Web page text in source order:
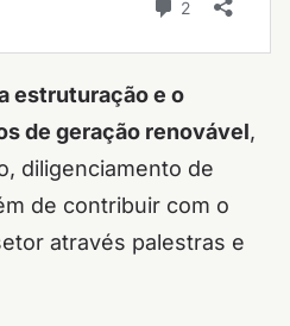
estruturação e o
de geração renovável,
diligenciamento de
de contribuir com o
através palestras e